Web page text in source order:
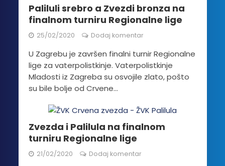
Paliluli srebro a Zvezdi bronza na
finalnom turniru Regionalne lige
25/02/2020 Dodaj komentar
U Zagrebu je završen finalni turnir Regionalne
lige za vaterpolistkinje. Vaterpolistkinje
Mladosti iz Zagreba su osvojile zlato, pošto
su bile bolje od Crvene...
Zvezda i Palilula na finalnom
turniru Regionalne lige
21/02/2020 Dodaj komentar